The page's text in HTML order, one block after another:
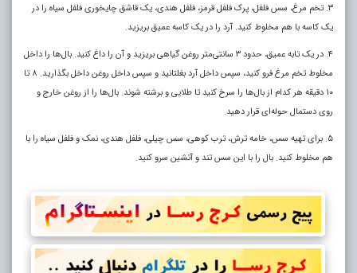
۳. تخم مرغ، سس فلفل، پرک فلفل قرمز، فلفل هندی، یک قاشق چایخوری فلفل سیاه را در
یک کاسه با هم مخلوط کنید. آرد را در یک کاسه عمیق بریزید.
۴. در یک تابه عمیق، حدود ۳ سانتی‌متر روغن گیاهی بریزید و آن را داغ کنید. بال‌ها را داخل
مخلوط تخم مرغ فرو کنید، سپس داخل آرد بغلتانید و سپس داخل روغن داخل بگذارید. ۸ تا
۱۰ دقیقه هر کدام از بال‌ها را سرخ کنید تا طلایی و برشته شوند. بال‌ها را از روغن خارج و
روی دستمال حوله‌ای قرار دهید.
۵. برای تهیه سس، خامه ترش، ترب کوهی، سس چیلی، فلفل هندی، نمک و فلفل سیاه را با
هم مخلوط کنید. بال را با این سس تند و آتشین سرو کنید.